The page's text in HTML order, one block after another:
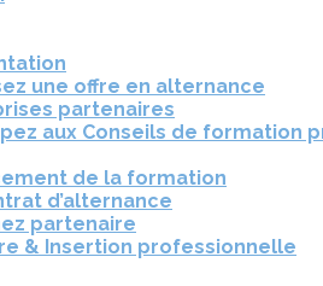
une offre en alternance
partenaires
aux Conseils de formation
de la formation
d’alternance
partenaire
& Insertion professionnelle